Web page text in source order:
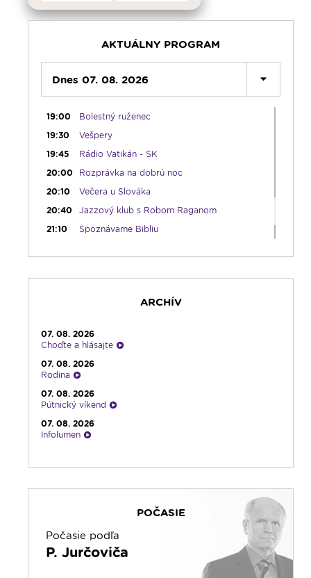
AKTUÁLNY PROGRAM
Dnes 07. 08. 2026
12:10
Hudobný aperitív
12:30
Biblia za rok
Lumenfórum
16:30
Pútnický víkend
17:30
Infolumen
18:00
Emauzy - sv. omša 18:00
19:00
Bolestný ruženec
19:30
Vešpery
19:45
Rádio Vatikán - SK
20:00
Rozprávka na dobrú noc
20:10
Večera u Slováka
20:40
Jazzový klub s Robom Raganom
21:10
Spoznávame Bibliu
zamyslenia zo 6:30
ARCHÍV
07. 08. 2026
Choďte a hlásajte
07. 08. 2026
Rodina
07. 08. 2026
Pútnický víkend
07. 08. 2026
Infolumen
Emauzy - sv. omša 08:30
07. 08. 2026
Kalendár prírody
POČASIE
Počasie podľa
P. Jurčoviča